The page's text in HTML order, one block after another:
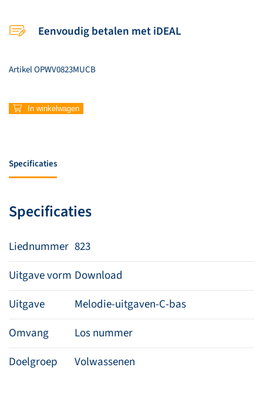
Eenvoudig betalen met iDEAL
ArtikelOPWV0823MUCB
823
niet
In winkelwagen
Specificaties
Specificaties
Liednummer 823
Uitgave vorm Download
Uitgave
Melodie-uitgaven-C-bas
Omvang
Los nummer
Doelgroep
Volwassenen